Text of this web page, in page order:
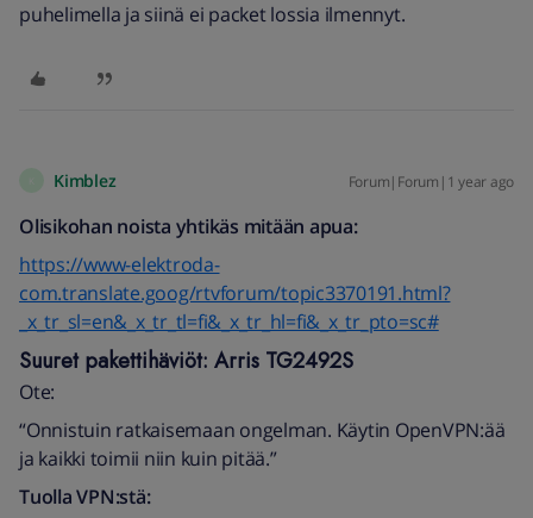
puhelimella ja siinä ei packet lossia ilmennyt.
Kimblez Forum|Forum|1 year ago
Olisikohan noista yhtikäs mitään apua:
https://www-elektroda-
com.translate.goog/rtvforum/topic3370191.html?
_x_tr_sl=en&_x_tr_tl=fi&_x_tr_hl=fi&_x_tr_pto=sc#
Suuret pakettihäviöt: Arris TG2492S
Ote:
“Onnistuin ratkaisemaan ongelman. Käytin OpenVPN:ää
ja kaikki toimii niin kuin pitää.”
Tuolla VPN:stä: